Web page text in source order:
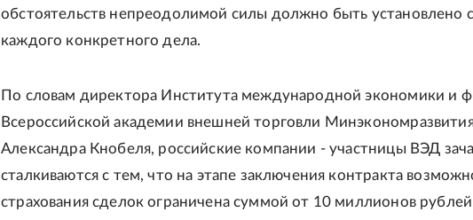
обстоятельств непреодолимой силы должно быть установлено
каждого конкретного дела.
По словам директора Института международной экономики и
Всероссийской академии внешней торговли
Александра Кнобеля, российские компании - участницы ВЭД
сталкиваются с тем, что на этапе заключения контракта
страхования сделок ограничена суммой от 10 миллионов